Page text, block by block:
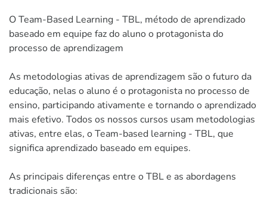
O Team-Based Learning - TBL, método de aprendizado
baseado em equipe faz do aluno o protagonista do
processo de aprendizagem
As metodologias ativas de aprendizagem são o futuro da
educação, nelas o aluno é o protagonista no processo de
ensino, participando ativamente e tornando o aprendizado
mais efetivo. Todos os nossos cursos usam metodologias
ativas, entre elas, o Team-based learning - TBL, que
significa aprendizado baseado em equipes.
As principais diferenças entre o TBL e as abordagens
tradicionais são: